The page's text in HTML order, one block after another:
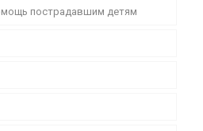
пострадавшим детям